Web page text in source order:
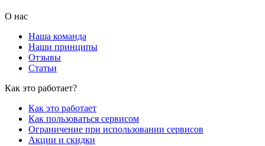
О нас
Наша команда
Наши принципы
Отзывы
Статьи
Как это работает?
Как это работает
Как пользоваться сервисом
Ограничение при использовании сервисов
Акции и скидки